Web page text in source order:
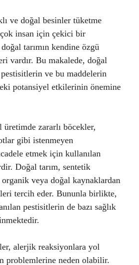
ve doğal besinler tüketme
insan için çekici bir
tarımın kendine özgü
vardır. Bu makalede, doğal
pestisitlerin ve bu maddelerin
potansiyel etkilerinin önemine
üretimde zararlı böcekler,
gibi istenmeyen
etmek için kullanılan
Doğal tarım, sentetik
veya doğal kaynaklardan
tercih eder. Bununla birlikte,
pestisitlerin de bazı sağlık
alerjik reaksiyonlara yol
problemlerine neden olabilir.